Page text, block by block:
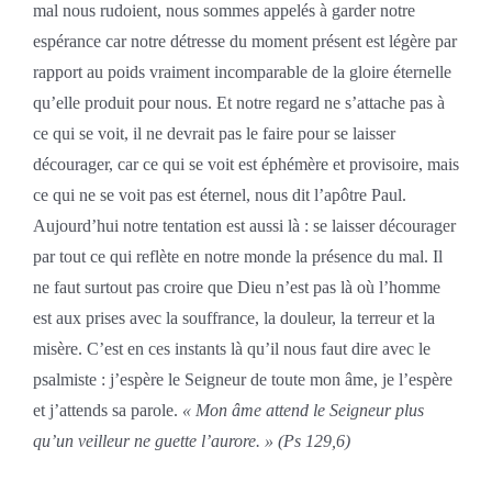
mal nous rudoient, nous sommes appelés à garder notre
espérance car notre détresse du moment présent est légère par
rapport au poids vraiment incomparable de la gloire éternelle
qu’elle produit pour nous. Et notre regard ne s’attache pas à
ce qui se voit, il ne devrait pas le faire pour se laisser
décourager, car ce qui se voit est éphémère et provisoire, mais
ce qui ne se voit pas est éternel, nous dit l’apôtre Paul.
Aujourd’hui notre tentation est aussi là : se laisser décourager
par tout ce qui reflète en notre monde la présence du mal. Il
ne faut surtout pas croire que Dieu n’est pas là où l’homme
est aux prises avec la souffrance, la douleur, la terreur et la
misère. C’est en ces instants là qu’il nous faut dire avec le
psalmiste : j’espère le Seigneur de toute mon âme, je l’espère
et j’attends sa parole. « Mon âme attend le Seigneur plus
qu’un veilleur ne guette l’aurore. » (Ps 129,6)